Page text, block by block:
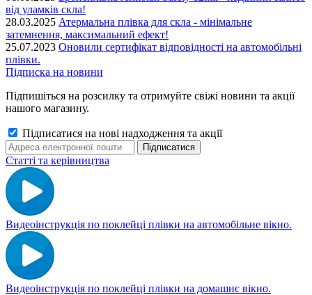
від уламків скла!
28.03.2025 Атермальна плівка для скла - мінімальне
затемнення, максимальний ефект!
25.07.2023 Оновили сертифікат відповідності на автомобільні
плівки.
Підписка на новини
Підпишіться на розсилку та отримуйте свіжі новини та акції
нашого магазину.
Підписатися на нові надходження та акції
Статті та керівництва
Видеоінструкція по поклейці плівки на автомобільне вікно.
Видеоінструкція по поклейці плівки на домашнє вікно.